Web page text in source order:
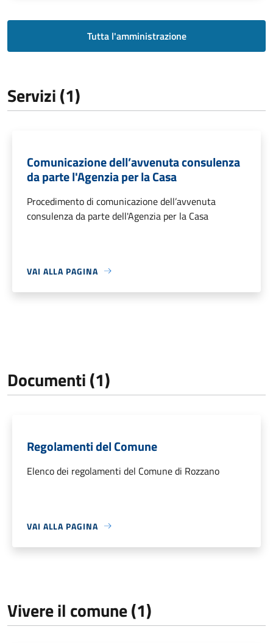
Tutta l'amministrazione
Servizi (1)
Comunicazione dell’avvenuta consulenza
da parte l'Agenzia per la Casa
Procedimento di comunicazione dell’avvenuta
consulenza da parte dell'Agenzia per la Casa
VAI ALLA PAGINA
Documenti (1)
Regolamenti del Comune
Elenco dei regolamenti del Comune di Rozzano
VAI ALLA PAGINA
Vivere il comune (1)